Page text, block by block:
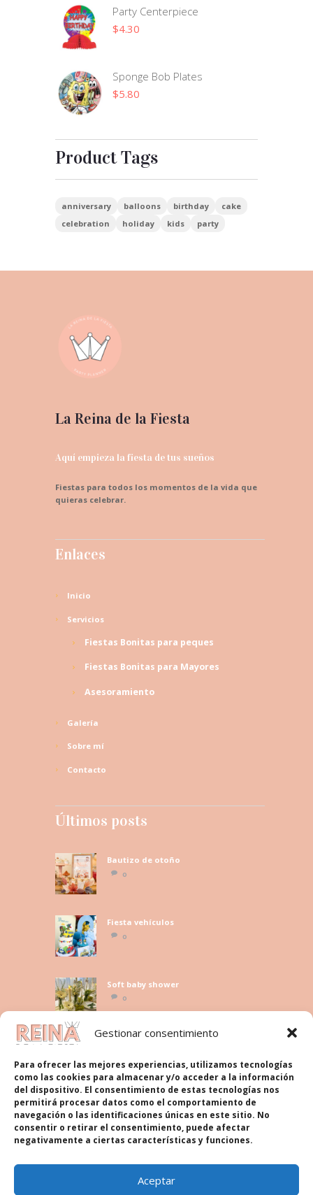
Gestionar consentimiento
Para ofrecer las mejores experiencias, utilizamos tecnologías
como las cookies para almacenar y/o acceder a la información
del dispositivo. El consentimiento de estas tecnologías nos
permitirá procesar datos como el comportamiento de
navegación o las identificaciones únicas en este sitio. No
consentir o retirar el consentimiento, puede afectar
negativamente a ciertas características y funciones.
Aceptar
Party Centerpiece
$4.30
Sponge Bob Plates
$5.80
Product Tags
anniversary balloons birthday
cake
celebration
holiday kids party
La Reina de la Fiesta
Aquí empieza la fiesta de tus sueños
Fiestas para todos los momentos de la vida que
quieras celebrar.
Enlaces
Inicio
Servicios
Fiestas Bonitas para peques
Fiestas Bonitas para Mayores
Asesoramiento
Galería
Sobre mí
Contacto
Últimos posts
Bautizo de otoño
0
Fiesta vehículos
0
Soft baby shower
0
Legal
Política de cookies
Más información sobre las cookies
Política de Privacidad